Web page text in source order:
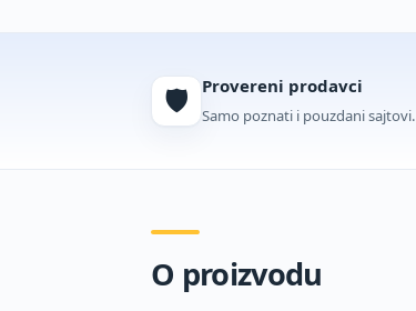
🛡️ Provereni prodavci
Samo poznati i pouzdani sajtovi.
O proizvodu